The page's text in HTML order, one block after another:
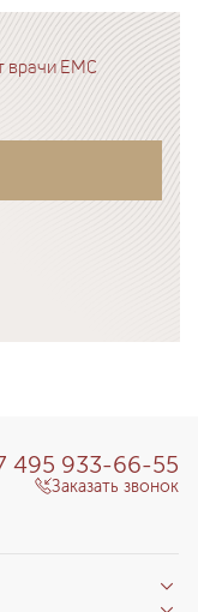
EMC
495 933-66-55
Заказать звонок